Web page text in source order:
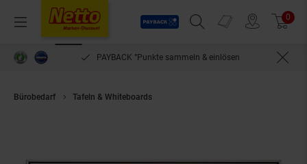
Menü
Payback
Suchfeld einblenden
Prospekte 0
PAYBACK °Punkte sammeln & einlösen
Bürobedarf Tafeln & Whiteboards